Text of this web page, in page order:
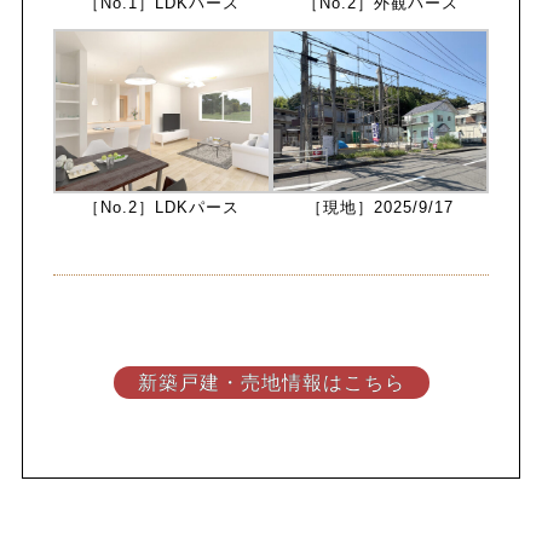
［No.2］LDKパース ［現地］2025/9/17
新築戸建・売地情報はこちら